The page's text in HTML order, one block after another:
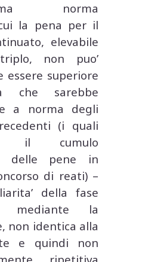
norma
la pena per il
elevabile
non puo’
essere superiore
che sarebbe
a norma degli
(i quali
il cumulo
delle pene in
di reati) –
della fase
mediante la
non identica alla
e quindi non